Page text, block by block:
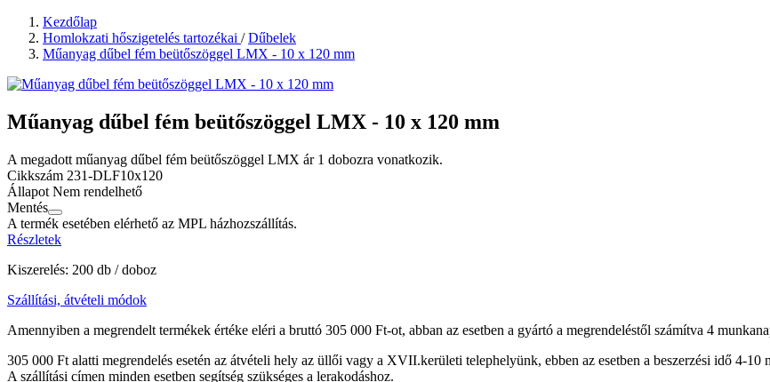
Kezdőlap
Homlokzati hőszigetelés tartozékai /Dűbelek
Műanyag dűbel fém beütőszöggel LMX - 10 x 120 mm
Műanyag dűbel fém beütőszöggel LMX - 10 x 120 mm
A megadott műanyag dűbel fém beütőszöggel LMX ár 1 dobozra vonatkozik.
Cikkszám 231-DLF10x120
Állapot Nem rendelhető
Mentés
A termék esetében elérhető az MPL házhozszállítás.
Részletek
Kiszerelés: 200 db / doboz
Szállítási, átvételi módok
Amennyiben a megrendelt termékek értéke eléri a bruttó 305 000 Ft-ot, abban az esetben a gyártó a megrendeléstől számítva 4
305 000 Ft alatti megrendelés esetén az átvételi hely az üllői vagy a XVII.kerületi telephelyünk, ebben az esetben a beszerzési idő 4-
A szállítási címen minden esetben segítség szükséges a lerakodáshoz.